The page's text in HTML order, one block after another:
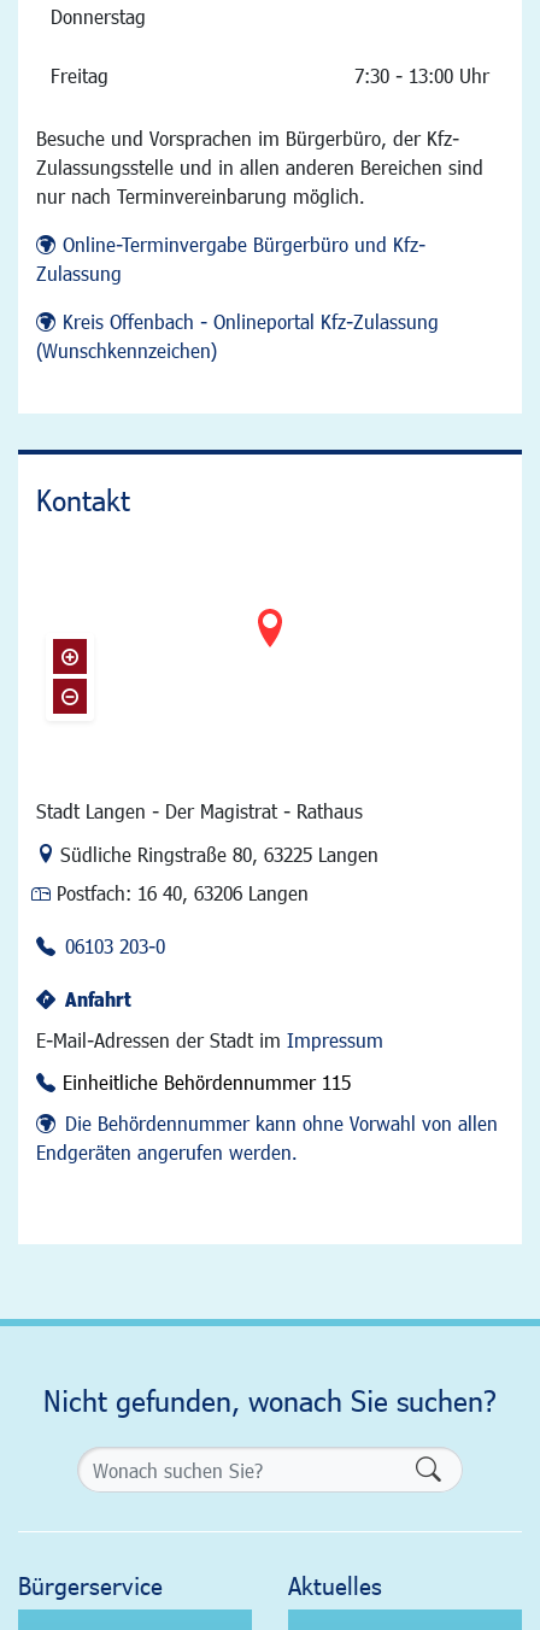
Donnerstag
Freitag 7:30 - 13:00 Uhr
Besuche und Vorsprachen im Bürgerbüro, der Kfz-
Zulassungsstelle und in allen anderen Bereichen sind
nur nach Terminvereinbarung möglich.
Online-Terminvergabe Bürgerbüro und Kfz-
Zulassung
Kreis Offenbach - Onlineportal Kfz-Zulassung
(Wunschkennzeichen)
Kontakt
Stadt Langen - Der Magistrat - Rathaus
Link zur Google-Maps Navigation
Südliche Ringstraße 80, 63225 Langen
Postfach: 16 40, 63206 Langen
06103 203-0
Anfahrt
E-Mail-Adressen der Stadt im Impressum
Einheitliche Behördennummer 115
Die Behördennummer kann ohne Vorwahl von allen
Endgeräten angerufen werden.
Nicht gefunden, wonach Sie suchen?
Bürgerservice Aktuelles